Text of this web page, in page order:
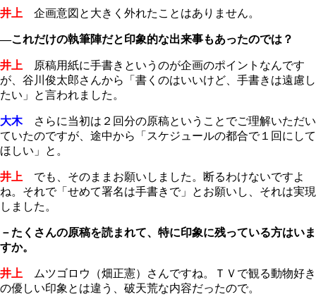
井上 企画意図と大きく外れたことはありません。
―これだけの執筆陣だと印象的な出来事もあったのでは？
井上 原稿用紙に手書きというのが企画のポイントなんです
が、谷川俊太郎さんから「書くのはいいけど、手書きは遠慮し
たい」と言われました。
大木さらに当初は２回分の原稿ということでご理解いただい
ていたのですが、途中から「スケジュールの都合で１回にして
ほしい」と。
井上 でも、そのままお願いしました。断るわけないですよ
ね。それで「せめて署名は手書きで」とお願いし、それは実現
しました。
－たくさんの原稿を読まれて、特に印象に残っている方はいま
すか。
井上
ムツゴロウ（畑正憲）さんですね。ＴＶで観る動物好き
の優しい印象とは違う、破天荒な内容だったので。